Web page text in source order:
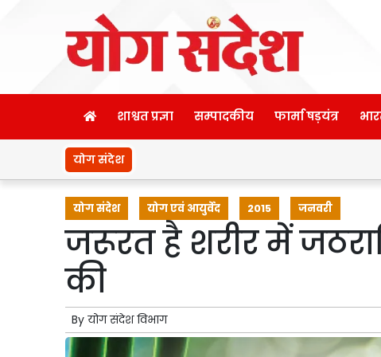
शाश्वत प्रज्ञा सम्पादकीय फार्मा षड़यंत्र
योग संदेश
योग संदेश योग एवं आयुर्वेद 2015 जनवरी
जरूरत है शरीर में
की
By योग संदेश विभाग